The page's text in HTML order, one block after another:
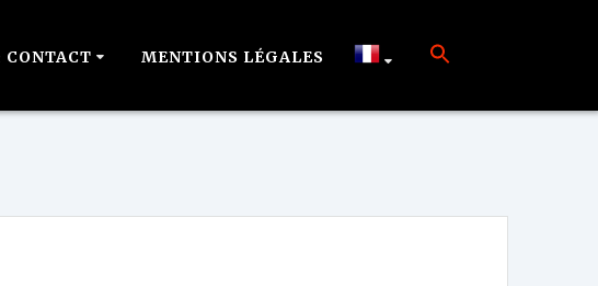
MENTIONS LÉGALES